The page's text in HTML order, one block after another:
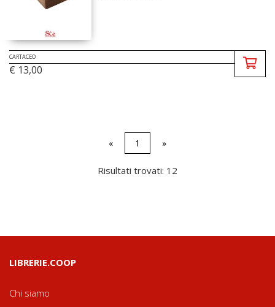
CARTACEO
€ 13,00
« 1 »
Risultati trovati: 12
LIBRERIE.COOP
Chi siamo